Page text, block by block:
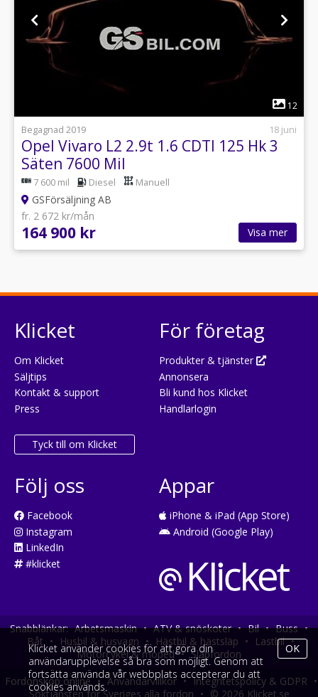
12
Begagnad 2019
18 juni
Opel Vivaro L2 2.9t 1.6 CDTI 125 Hk 3
Säten 7600 Mil
7 600 mil Diesel Manuell
GSFörsäljning AB
fr. 2 672 kr/mån
164 900 kr Visa mer
Klicket
Om Klicket
Säljtips
Kontakt & support
Press
Tyck till om Klicket
För företag
Produkter & tjänster
Annonsera
Bli kund hos Klicket
Handlarlogin
Följ oss
Facebook
Instagram
LinkedIn
#klicket
Appar
iPhone & iPad (App Store)
Android (Google Play)
Snabblänkar: Arbetsmaskin • ATV & snöskoter • Bil • Buss •
Båt • Husbil & husvagn • Hästbil & hästsläp • Lastbil •
Motorcykel & moped • Släpfordon
Fordonsköp online • Användarvillkor • Integritetspolicy & GDPR •
Söktjänsten för Sveriges alla fordon • © 2026 Klicket.se
Klicket använder cookies för att göra din
användarupplevelse så bra som möjligt. Genom att
fortsätta använda vår webbplats accepterar du att
cookies används.
OK